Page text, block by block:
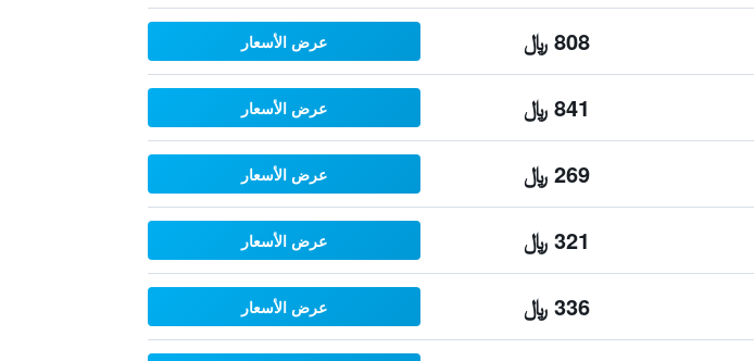
808 ﷼ عرض الأسعار
841 ﷼ عرض الأسعار
269 ﷼ عرض الأسعار
321 ﷼ عرض الأسعار
336 ﷼ عرض الأسعار